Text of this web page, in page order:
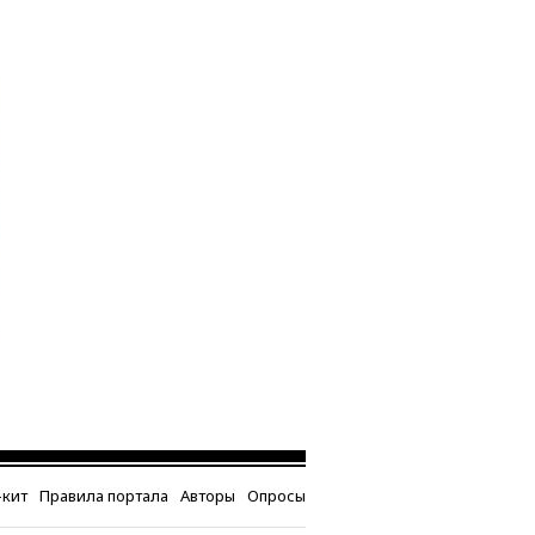
Правила портала Авторы Опросы